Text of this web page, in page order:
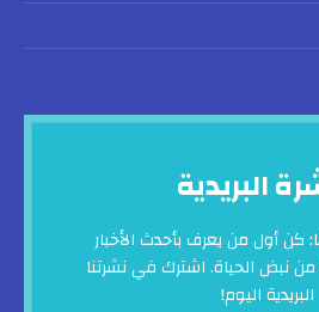
البريدية
كن أول من يعرف بأحدث الأخبار
من نبض الحياة. اشترك في نشرتنا
البريدية اليوم!